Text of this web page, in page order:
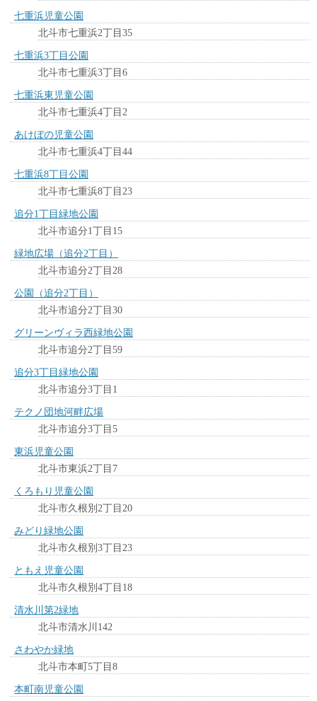
七重浜児童公園
北斗市七重浜2丁目35
七重浜3丁目公園
北斗市七重浜3丁目6
七重浜東児童公園
北斗市七重浜4丁目2
あけぼの児童公園
北斗市七重浜4丁目44
七重浜8丁目公園
北斗市七重浜8丁目23
追分1丁目緑地公園
北斗市追分1丁目15
緑地広場（追分2丁目）
北斗市追分2丁目28
公園（追分2丁目）
北斗市追分2丁目30
グリーンヴィラ西緑地公園
北斗市追分2丁目59
追分3丁目緑地公園
北斗市追分3丁目1
テクノ団地河畔広場
北斗市追分3丁目5
東浜児童公園
北斗市東浜2丁目7
くろもり児童公園
北斗市久根別2丁目20
みどり緑地公園
北斗市久根別3丁目23
ともえ児童公園
北斗市久根別4丁目18
清水川第2緑地
北斗市清水川142
さわやか緑地
北斗市本町5丁目8
本町南児童公園